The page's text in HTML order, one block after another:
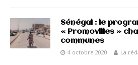
Sénégal : le
« Promovilles »
communes
4 octobre 2020 La